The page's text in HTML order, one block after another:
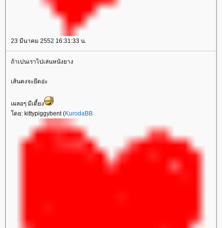
23 มีนาคม 2552 16:31:33 น.
ถ้าเปนเราไปเล่นหนังยาง
เส้นคงจะยึดอ่ะ
เผลอๆ มีเดี้ยง
ดย: kittypiggybent (KurodaBB